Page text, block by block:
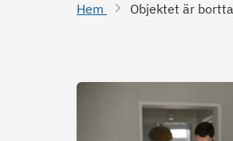
Hem Objektet är